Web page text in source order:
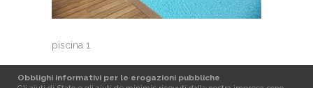
piscina 1
Obblighi informativi per le erogazioni pubbliche